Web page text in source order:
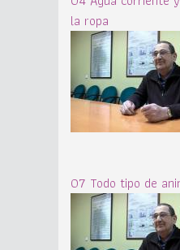
la ropa
07 Todo tipo de